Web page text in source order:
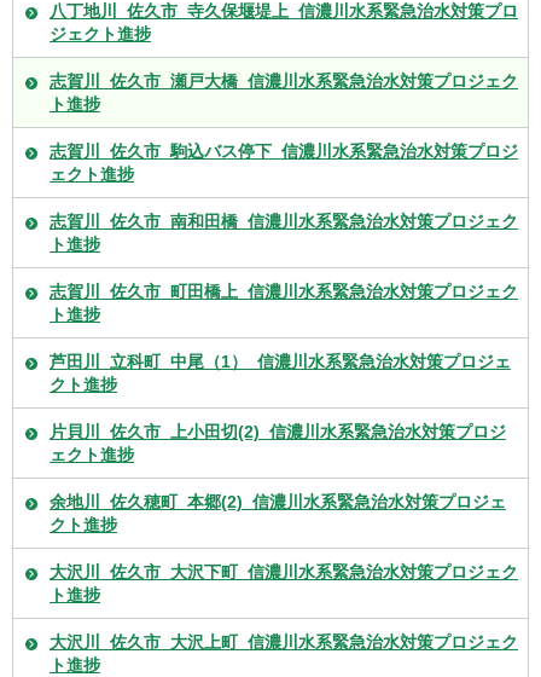
八丁地川_佐久市_寺久保堰堤上_信濃川水系緊急治水対策プロ
ジェクト進捗
志賀川_佐久市_瀬戸大橋_信濃川水系緊急治水対策プロジェク
ト進捗
志賀川_佐久市_駒込バス停下_信濃川水系緊急治水対策プロジ
ェクト進捗
志賀川_佐久市_南和田橋_信濃川水系緊急治水対策プロジェク
ト進捗
志賀川_佐久市_町田橋上_信濃川水系緊急治水対策プロジェク
ト進捗
芦田川_立科町_中尾（1）_信濃川水系緊急治水対策プロジェ
クト進捗
片貝川_佐久市_上小田切(2)_信濃川水系緊急治水対策プロジ
ェクト進捗
余地川_佐久穂町_本郷(2)_信濃川水系緊急治水対策プロジェ
クト進捗
大沢川_佐久市_大沢下町_信濃川水系緊急治水対策プロジェク
ト進捗
大沢川_佐久市_大沢上町_信濃川水系緊急治水対策プロジェク
ト進捗